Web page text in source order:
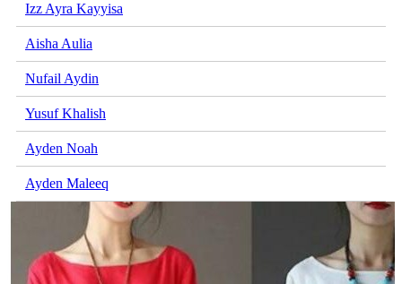
Izz Ayra Kayyisa
Aisha Aulia
Nufail Aydin
Yusuf Khalish
Ayden Noah
Ayden Maleeq